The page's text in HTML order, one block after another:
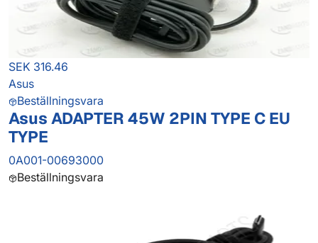
SEK 316.46
Asus
Beställningsvara
Asus ADAPTER 45W 2PIN TYPE C EU
TYPE
0A001-00693000
Beställningsvara